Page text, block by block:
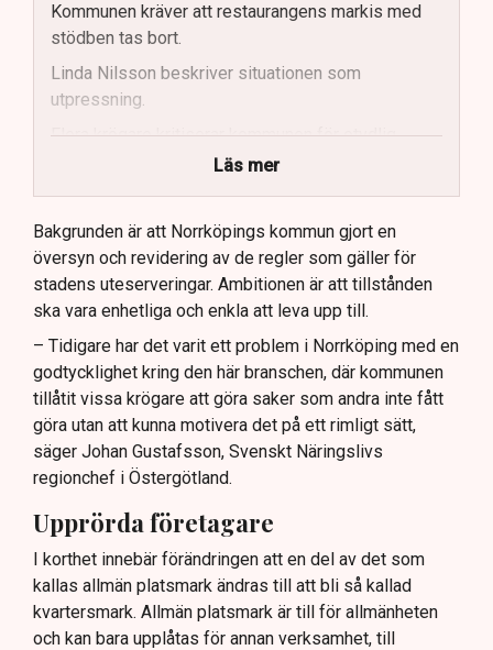
Kommunen kräver att restaurangens markis med
stödben tas bort.
Linda Nilsson beskriver situationen som
utpressning.
Flera krögare kritiserar kommunen för otydlig
Kommunen vill skapa enhetliga regler för
uteserveringar.
Lindas Kula ställer in uteserveringen för
sommaren.
Läs mer
Bakgrunden är att Norrköpings kommun gjort en
översyn och revidering av de regler som gäller för
stadens uteserveringar. Ambitionen är att tillstånden
ska vara enhetliga och enkla att leva upp till.
– Tidigare har det varit ett problem i Norrköping med en
godtycklighet kring den här branschen, där kommunen
tillåtit vissa krögare att göra saker som andra inte fått
göra utan att kunna motivera det på ett rimligt sätt,
säger Johan Gustafsson, Svenskt Näringslivs
regionchef i Östergötland.
Upprörda företagare
I korthet innebär förändringen att en del av det som
kallas allmän platsmark ändras till att bli så kallad
kvartersmark. Allmän platsmark är till för allmänheten
och kan bara upplåtas för annan verksamhet, till